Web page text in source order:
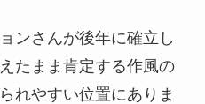
ンさんが後年に確立し
たまま肯定する作風の
れやすい位置にありま